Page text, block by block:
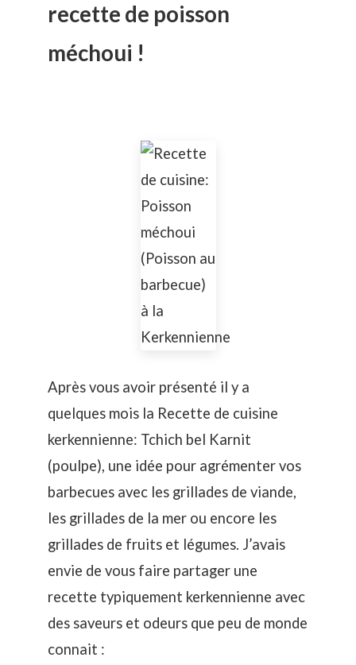
recette de poisson
méchoui !
Après vous avoir présenté il y a
quelques mois la Recette de cuisine
kerkennienne: Tchich bel Karnit
(poulpe), une idée pour agrémenter vos
barbecues avec les grillades de viande,
les grillades de la mer ou encore les
grillades de fruits et légumes. J’avais
envie de vous faire partager une
recette typiquement kerkennienne avec
des saveurs et odeurs que peu de monde
connait :